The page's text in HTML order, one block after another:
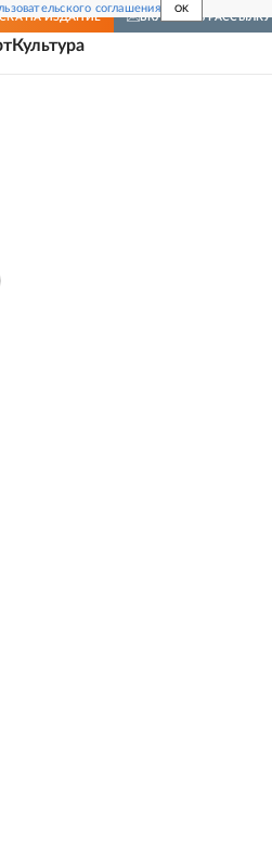
соглашения OK
НА ИЗДАНИЕ ВКЛЮЧИТЬ РАССЫЛКУ
Культура